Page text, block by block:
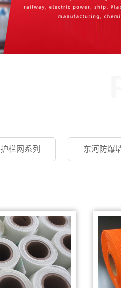
护栏网系列 东河防爆